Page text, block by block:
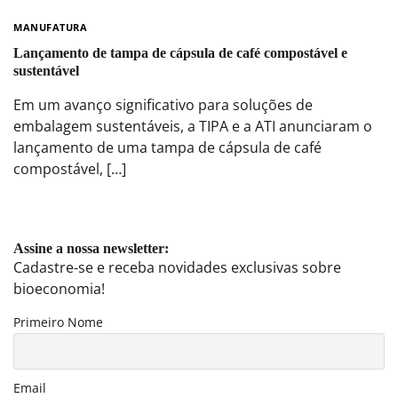
MANUFATURA
Lançamento de tampa de cápsula de café compostável e
sustentável
Em um avanço significativo para soluções de
embalagem sustentáveis, a TIPA e a ATI anunciaram o
lançamento de uma tampa de cápsula de café
compostável, […]
Assine a nossa newsletter:
Cadastre-se e receba novidades exclusivas sobre
bioeconomia!
Primeiro Nome
Email